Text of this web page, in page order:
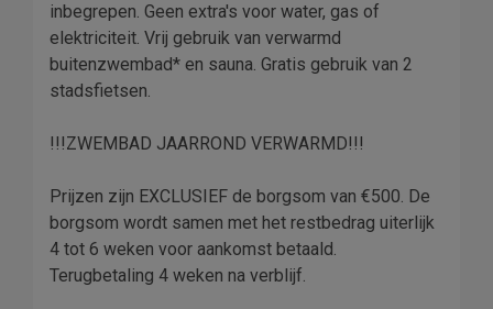
inbegrepen. Geen extra's voor water, gas of
elektriciteit. Vrij gebruik van verwarmd
buitenzwembad* en sauna. Gratis gebruik van 2
stadsfietsen.
!!!ZWEMBAD JAARROND VERWARMD!!!
Prijzen zijn EXCLUSIEF de borgsom van €500. De
borgsom wordt samen met het restbedrag uiterlijk
4 tot 6 weken voor aankomst betaald.
Terugbetaling 4 weken na verblijf.